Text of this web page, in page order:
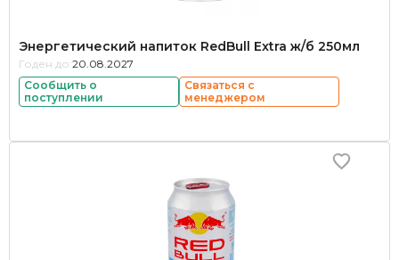
Энергетический напиток RedBull Extra ж/б 250мл
Годен до: 20.08.2027
Сообщить о
поступлении
Связаться с
менеджером